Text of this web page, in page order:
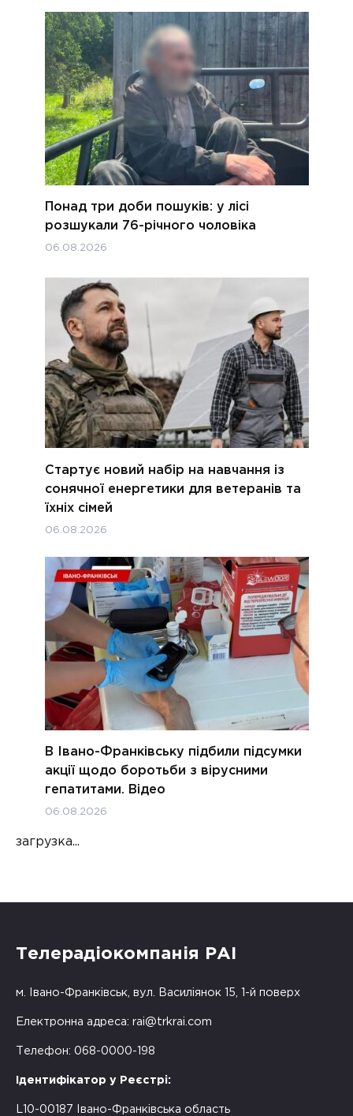
Понад три доби пошуків: у лісі
розшукали 76-річного чоловіка
06.08.2026
Стартує новий набір на навчання із
сонячної енергетики для ветеранів та
їхніх сімей
06.08.2026
В Івано-Франківську підбили підсумки
акції щодо боротьби з вірусними
гепатитами. Відео
06.08.2026
загрузка...
Телерадіокомпанія РАІ
м. Івано-Франківськ, вул. Василіянок 15, 1-й поверх
Електронна адреса: rai@trkrai.com
Телефон: 068-0000-198
Ідентифікатор у Реєстрі:
L10-00187 Івано-Франківська область